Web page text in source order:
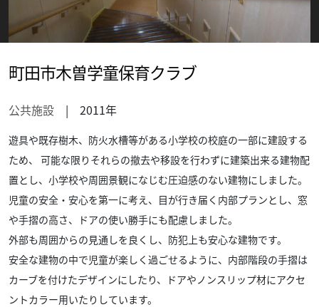
町田市木曽学童保育クラブ
公共施設 | 2011年
遊具や既存樹木、防火水槽等がある小学校の校庭の一部に建設する
ため、
可能な限りそれらの撤去や移設を行わずに建築出来る建物配
置とし、小学校や周囲景観になじむ圧迫感のない建物にしました。
児童の安全・安心を第一に考え、目が行き届く内部プランとし、窓
や手摺の高さ、ドアの使い勝手にも配慮しました。
外部も周囲からの見通しを良くし、防犯上も安心な建物です。
安全な建物の中で児童が楽しく過ごせるように、内部階段の手摺は
カーブを付けたデザインにしたり、
ドアやノンスリップ材にアクセ
ントカラー用いたりしています。